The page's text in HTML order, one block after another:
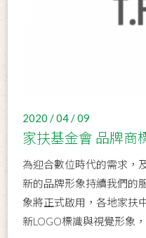
2020 / 04 / 09
家扶基金會 品牌商
為迎合數位時代的需求，
新的品牌形象持續我們的
象將正式啟用，各地家扶
新LOGO標識與視覺形象